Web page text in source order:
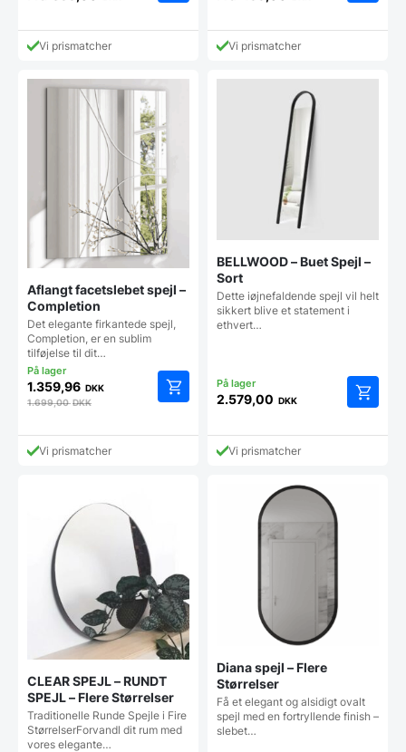
vare
varianter.
Mulighederne
vælges
på
varesiden
Vi prismatcher
vare
Vi prismatcher
Aflangt facetslebet spejl –
Completion
Det elegante firkantede spejl,
Completion, er en sublim
tilføjelse til dit…
1.359,96 DKK
1.699,00DKK
Vi prismatcher
BELLWOOD – Buet Spejl –
Sort
Dette iøjnefaldende spejl vil helt
sikkert blive et statement i
ethvert…
2.579,00 DKK
Vi prismatcher
CLEAR SPEJL – RUNDT
SPEJL – Flere Størrelser
Traditionelle Runde Spejle i Fire
StørrelserForvandl dit rum med
vores elegante…
Diana spejl – Flere
Størrelser
Få et elegant og alsidigt ovalt
spejl med en fortryllende finish –
slebet…